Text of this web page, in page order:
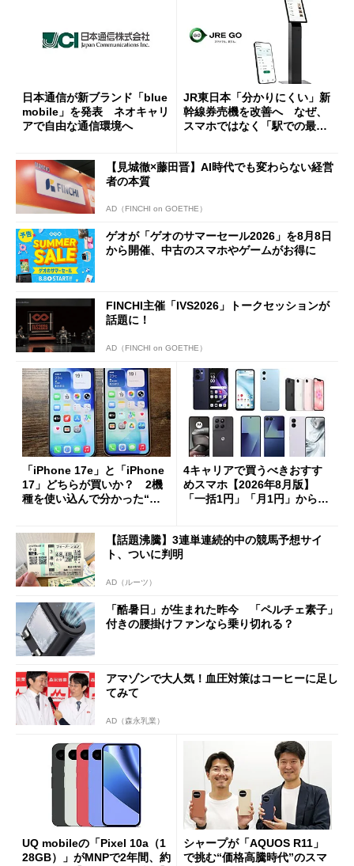
日本通信が新ブランド「blue
mobile」を発表 ネオキャリ
アで自由な通信環境へ
JR東日本「分かりにくい」新
幹線券売機を改善へ なぜ、
スマホではなく「駅での最短
【見城徹×藤田晋】AI時代でも変わらない経営
者の本質
AD（FINCHI on GOETHE）
ゲオが「ゲオのサマーセール2026」を8月8日
から開催、中古のスマホやゲームがお得に
FINCHI主催「IVS2026」トークセッションが
話題に！
AD（FINCHI on GOETHE）
「iPhone 17e」と「iPhone
17」どちらが買いか？ 2機
種を使い込んで分かった“ス
4キャリアで買うべきおすす
めスマホ【2026年8月版】
「一括1円」「月1円」からお
【話題沸騰】3連単連続的中の競馬予想サイ
ト、ついに判明
AD（ルーツ）
「酷暑日」が生まれた昨今 「ペルチェ素子」
付きの腰掛けファンなら乗り切れる？
アマゾンで大人気！血圧対策はコーヒーに足し
てみて
AD（森永乳業）
UQ mobileの「Pixel 10a（1
28GB）」がMNPで2年間、約
シャープが「AQUOS R11」
で挑む“価格高騰時代”のスマ